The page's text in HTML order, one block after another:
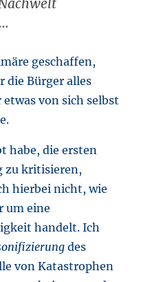
geschaffen,
die Bürger alles
von sich selbst
habe, die ersten
zu kritisieren,
hierbei nicht, wie
um eine
handelt. Ich
des
von Katastrophen